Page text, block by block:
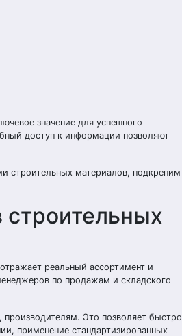
значение для успешного
доступ к информации позволяют
строительных материалов, подкрепим
реальный ассортимент и
по продажам и складского
Это позволяет быстро
применение стандартизированных